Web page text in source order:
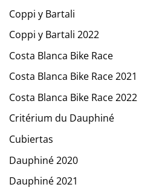
Coppi y Bartali
Coppi y Bartali 2022
Costa Blanca Bike Race
Costa Blanca Bike Race 2021
Costa Blanca Bike Race 2022
Critérium du Dauphiné
Cubiertas
Dauphiné 2020
Dauphiné 2021